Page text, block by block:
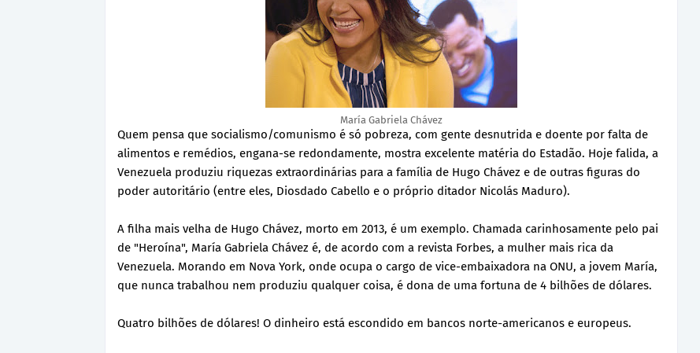
María Gabriela Chávez
Quem pensa que socialismo/comunismo é só pobreza, com gente desnutrida e doente por falta de
alimentos e remédios, engana-se redondamente, mostra excelente matéria do Estadão. Hoje falida, a
Venezuela produziu riquezas extraordinárias para a família de Hugo Chávez e de outras figuras do
poder autoritário (entre eles, Diosdado Cabello e o próprio ditador Nicolás Maduro).
A filha mais velha de Hugo Chávez, morto em 2013, é um exemplo. Chamada carinhosamente pelo pai
de "Heroína", María Gabriela Chávez é, de acordo com a revista Forbes, a mulher mais rica da
Venezuela. Morando em Nova York, onde ocupa o cargo de vice-embaixadora na ONU, a jovem María,
que nunca trabalhou nem produziu qualquer coisa, é dona de uma fortuna de 4 bilhões de dólares.
Quatro bilhões de dólares! O dinheiro está escondido em bancos norte-americanos e europeus.